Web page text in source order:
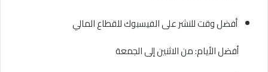
أفضل وقت للنشر على الفيسبوك للقطاع المالي
أفضل الأيام: من الاثنين إلى الجمعة